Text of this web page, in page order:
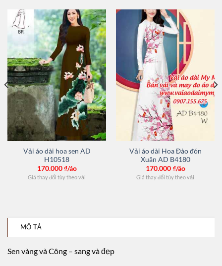
Vải áo dài hoa sen AD
H10518
170.000₫/áo
Giá thay đổi tùy theo vải
Vải áo dài Hoa Đào đón
Xuân AD B4180
170.000₫/áo
Giá thay đổi tùy theo vải
MÔ TẢ
Sen vàng và Công – sang và đẹp